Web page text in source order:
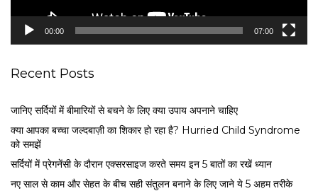
00:00 07:00
Recent Posts
जानिए सर्दियों में बीमारियों से बचने के लिए क्या उपाय अपनाने चाहिए
क्या आपका बच्चा जल्दबाज़ी का शिकार हो रहा है? Hurried Child Syndrome
को समझें
सर्द‍ियों में प्रेगनेंसी के दौरान एक्सरसाइज करते समय इन 5 बातों का रखें ध्यान
नए साल से काम और सेहत के बीच सही संतुलन बनाने के लिए जाने ये 5 अहम तरीके